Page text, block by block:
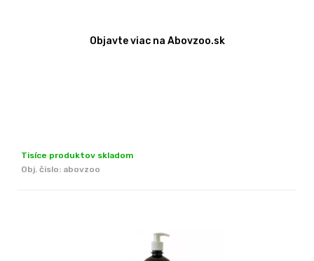
Objavte viac na Abovzoo.sk
Tisíce produktov skladom
Obj. čislo: abovzoo